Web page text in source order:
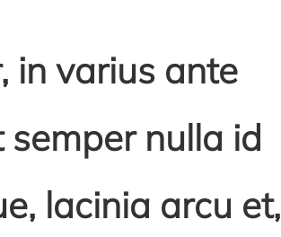
in varius ante
nulla id
lacinia arcu et,